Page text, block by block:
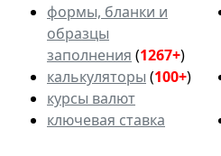
формы, бланки и
образцы
заполнения (1267+)
калькуляторы (100+)
курсы валют
ключевая ставка